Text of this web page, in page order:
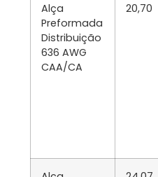
Alça
Preformada
Distribuição
636 AWG
CAA/CA
20,70